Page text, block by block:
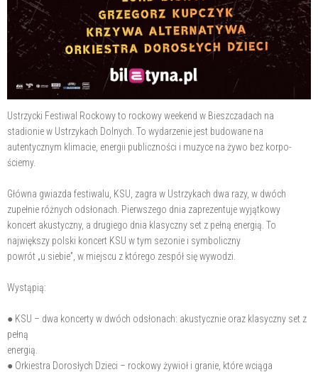
Ustrzycki Festiwal Rockowy to rockowy weekend w Bieszczadach na
stadionie w Ustrzykach Dolnych. To wydarzenie jest budowane na
autentycznym klimacie, energii publiczności i muzyce na żywo bez korpo-
ściemy.
Główna gwiazda festiwalu, KSU, zagra w Ustrzykach dwa razy, w dwóch
zupełnie różnych odsłonach. Pierwszego dnia zaprezentuje wyjątkowy
koncert akustyczny, a drugiego dnia klasyczny set z pełną energią. To
największy polski koncert KSU w tym sezonie i symboliczny
powrót „u siebie”, w miejscu z którego zespół się wywodzi.
Wystąpią:
● KSU – dwa koncerty w dwóch odsłonach: akustycznie oraz klasyczny set z
pełną
energią.
● Orkiestra Dorosłych Dzieci – rockowy żywioł i granie, które wciąga